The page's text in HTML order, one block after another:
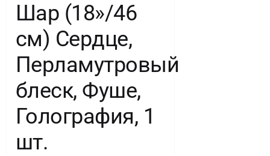
Шар (18»/46
см) Сердце,
Перламутровый
блеск, Фуше,
Голография, 1
шт.